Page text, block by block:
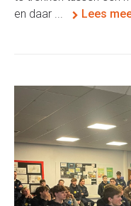
en daar ...
Lees